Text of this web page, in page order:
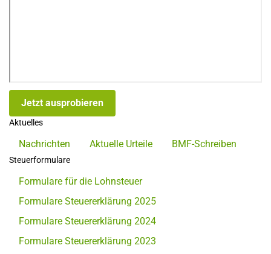
Jetzt ausprobieren
Aktuelles
Nachrichten Aktuelle Urteile BMF-Schreiben
Steuerformulare
Formulare für die Lohnsteuer
Formulare Steuererklärung 2025
Formulare Steuererklärung 2024
Formulare Steuererklärung 2023